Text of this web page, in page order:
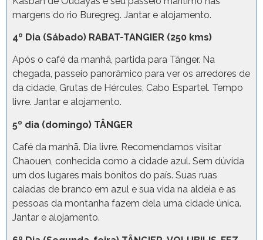
margens do rio Buregreg. Jantar e alojamento.
4º Dia (Sábado) RABAT-TANGIER (250 kms)
Após o café da manhã, partida para Tânger. Na
chegada, passeio panorâmico para ver os arredores de
da cidade, Grutas de Hércules, Cabo Espartel. Tempo
livre. Jantar e alojamento.
5º dia (domingo) TÂNGER
Café da manhã. Dia livre. Recomendamos visitar
Chaouen, conhecida como a cidade azul. Sem dúvida
um dos lugares mais bonitos do país. Suas ruas
caiadas de branco em azul e sua vida na aldeia e as
pessoas da montanha fazem dela uma cidade única.
Jantar e alojamento.